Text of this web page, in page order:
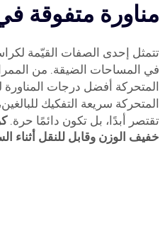
مناورة متفوقة
تتمثل إحدى الصفات القيّمة
في المساحات الضيقة. من
المتحركة أفضل درجات
المتحركة سريعة التفكيك
تقتصر أبدًا، بل تكون دائمًا حرة.
خفيف الوزن وقابل للنقل أثناء